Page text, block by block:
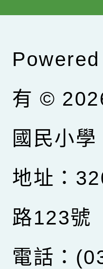
有 ©
國民小學
地址：
路123號
電話：